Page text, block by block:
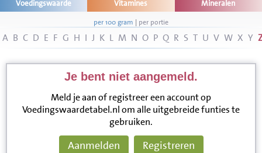
Disclaimer
Voedingswaarde Vitamines Mineralen
per 100 gram | per portie
A B C D E F G H I J K L M N O P Q R S T U V W X Y
Je bent niet aangemeld.
Meld je aan of registreer een account op
Voedingswaardetabel.nl om alle uitgebreide funties te
gebruiken.
Aanmelden Registreren